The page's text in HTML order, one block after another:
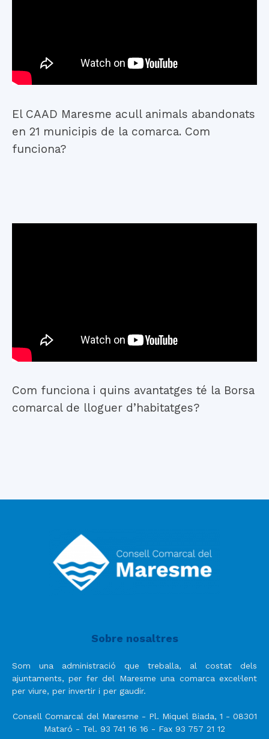
El CAAD Maresme acull animals abandonats
en 21 municipis de la comarca. Com
funciona?
Com funciona i quins avantatges té la Borsa
comarcal de lloguer d’habitatges?
Sobre nosaltres
Som una administració que treballa, al costat dels
ajuntaments, per fer del Maresme una comarca excel·lent
per viure, per invertir i per gaudir.
Consell Comarcal del Maresme - Pl. Miquel Biada, 1 - 08301
Mataró - Tel. 93 741 16 16 - Fax 93 757 21 12